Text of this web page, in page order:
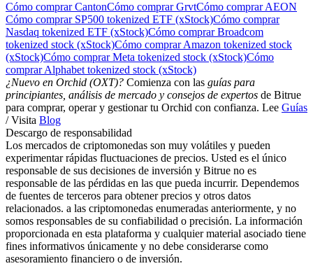
Cómo comprar CantonCómo comprar GrvtCómo comprar AEON
Cómo comprar SP500 tokenized ETF (xStock)Cómo comprar
Nasdaq tokenized ETF (xStock)Cómo comprar Broadcom
tokenized stock (xStock)Cómo comprar Amazon tokenized stock
(xStock)Cómo comprar Meta tokenized stock (xStock)Cómo
comprar Alphabet tokenized stock (xStock)
¿Nuevo en Orchid (OXT)? Comienza con las guías para
principiantes, análisis de mercado y consejos de expertos de Bitrue
para comprar, operar y gestionar tu Orchid con confianza. Lee Guías
/ Visita Blog
Descargo de responsabilidad
Los mercados de criptomonedas son muy volátiles y pueden
experimentar rápidas fluctuaciones de precios. Usted es el único
responsable de sus decisiones de inversión y Bitrue no es
responsable de las pérdidas en las que pueda incurrir. Dependemos
de fuentes de terceros para obtener precios y otros datos
relacionados. a las criptomonedas enumeradas anteriormente, y no
somos responsables de su confiabilidad o precisión. La información
proporcionada en esta plataforma y cualquier material asociado tiene
fines informativos únicamente y no debe considerarse como
asesoramiento financiero o de inversión.